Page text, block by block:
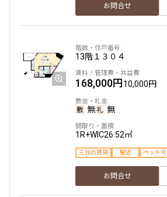
お問合せ
13階１３０４
168,000円10,000円
無 無
1R+WIC26.52㎡
三井の賃貸 駅近 ペット可
お問合せ